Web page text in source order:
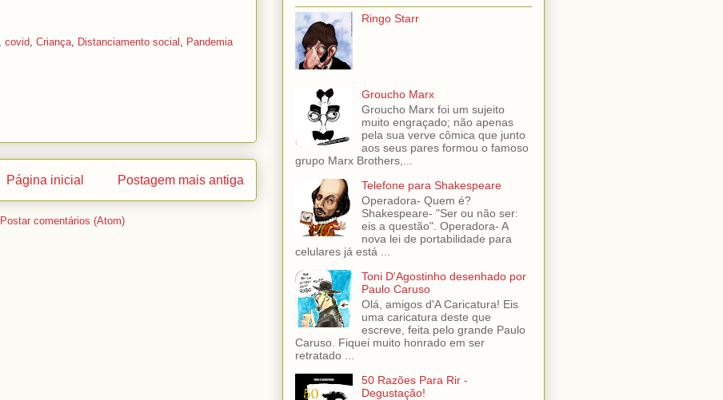
covid Criança Distanciamento social Pandemia
Postagem mais antiga
Página inicial
Postar comentários (Atom)
Ringo Starr
Groucho Marx
Groucho Marx foi um sujeito
muito engraçado; não apenas
pela sua verve cômica que junto
aos seus pares formou o famoso
grupo Marx Brothers,...
Telefone para Shakespeare
Operadora- Quem é?
Shakespeare- "Ser ou não ser:
eis a questão". Operadora- A
nova lei de portabilidade para
celulares já está ...
Toni D'Agostinho desenhado por
Paulo Caruso
Olá, amigos d'A Caricatura! Eis
uma caricatura deste que
escreve, feita pelo grande Paulo
Caruso. Fiquei muito honrado em ser
retratado ...
50 Razões Para Rir -
Degustação!